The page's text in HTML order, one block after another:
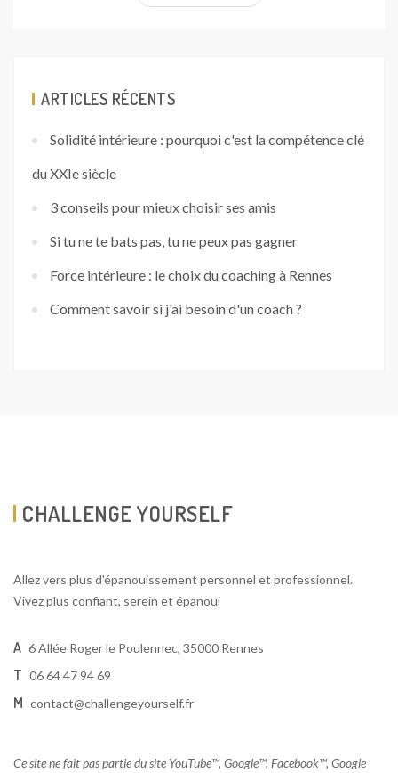
ARTICLES RÉCENTS
Solidité intérieure : pourquoi c'est la compétence clé
du XXIe siècle
3 conseils pour mieux choisir ses amis
Si tu ne te bats pas, tu ne peux pas gagner
Force intérieure : le choix du coaching à Rennes
Comment savoir si j'ai besoin d'un coach ?
CHALLENGE YOURSELF
Allez vers plus d'épanouissement personnel et professionnel.
Vivez plus confiant, serein et épanoui
A 6 Allée Roger le Poulennec, 35000 Rennes
T 06 64 47 94 69
M contact@challengeyourself.fr
Ce site ne fait pas partie du site YouTube™, Google™, Facebook™, Google